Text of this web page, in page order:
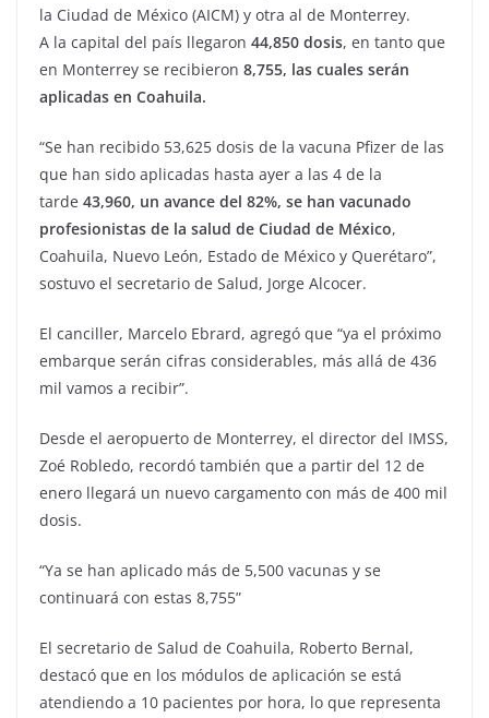
la Ciudad de México (AICM) y otra al de Monterrey.
A la capital del país llegaron 44,850 dosis, en tanto que
en Monterrey se recibieron 8,755, las cuales serán
aplicadas en Coahuila.
“Se han recibido 53,625 dosis de la vacuna Pfizer de las
que han sido aplicadas hasta ayer a las 4 de la
tarde 43,960, un avance del 82%, se han vacunado
profesionistas de la salud de Ciudad de México,
Coahuila, Nuevo León, Estado de México y Querétaro”,
sostuvo el secretario de Salud, Jorge Alcocer.
El canciller, Marcelo Ebrard, agregó que “ya el próximo
embarque serán cifras considerables, más allá de 436
mil vamos a recibir”.
Desde el aeropuerto de Monterrey, el director del IMSS,
Zoé Robledo, recordó también que a partir del 12 de
enero llegará un nuevo cargamento con más de 400 mil
dosis.
“Ya se han aplicado más de 5,500 vacunas y se
continuará con estas 8,755”
El secretario de Salud de Coahuila, Roberto Bernal,
destacó que en los módulos de aplicación se está
atendiendo a 10 pacientes por hora, lo que representa